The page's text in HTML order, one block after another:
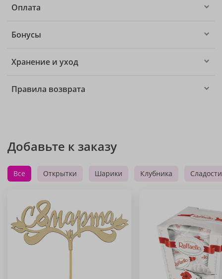
Оплата
Бонусы
Хранение и уход
Правила возврата
Добавьте к заказу
Все Открытки Шарики Клубника Сладости